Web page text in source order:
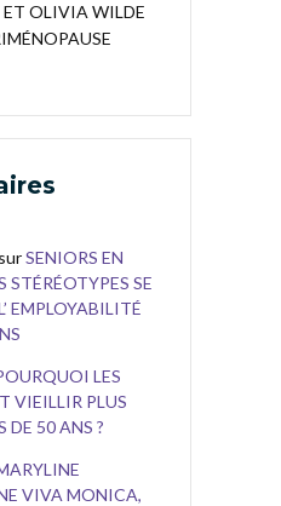
ET OLIVIA WILDE
surSENIORS EN
STÉRÉOTYPES SE
EMPLOYABILITÉ
LES
VIEILLIR PLUS
DE 50 ANS ?
VIVA MONICA,